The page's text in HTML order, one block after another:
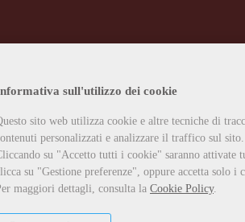
sull'utilizzo dei cookie
sito web utilizza cookie e altre tecniche di
personalizzati e analizzare il traffico sul sito.
su "Accetto tutti i cookie" saranno attivate
su "Gestione preferenze", oppure accetta solo
maggiori dettagli, consulta la Cookie Policy.